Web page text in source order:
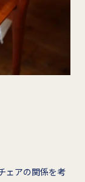
ェアの関係を考